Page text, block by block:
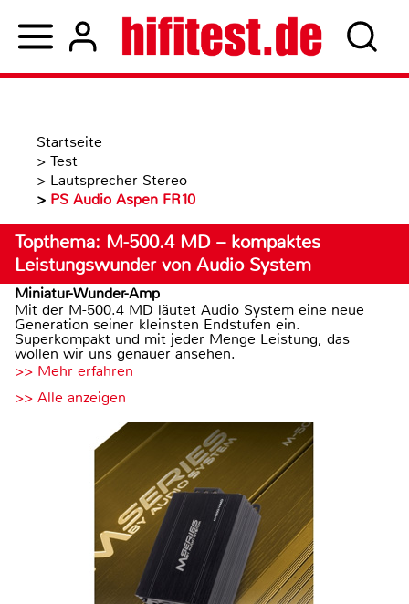
Startseite
> Test
> Lautsprecher Stereo
> PS Audio Aspen FR10
Topthema: M-500.4 MD – kompaktes
Leistungswunder von Audio System
Miniatur-Wunder-Amp
Mit der M-500.4 MD läutet Audio System eine neue
Generation seiner kleinsten Endstufen ein.
Superkompakt und mit jeder Menge Leistung, das
wollen wir uns genauer ansehen.
>> Mehr erfahren
>> Alle anzeigen